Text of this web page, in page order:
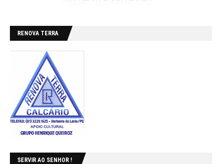
RENOVA TERRA
SERVIR AO SENHOR !